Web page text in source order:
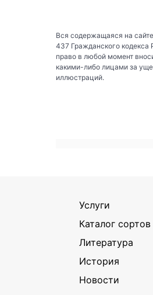
Вся содержащаяся на
437 Гражданского
право в любой момент
какими-либо лицами за
иллюстраций.
Услуги
Каталог сортов
Литература
История
Новости